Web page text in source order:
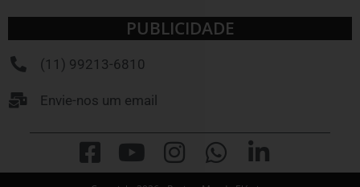
PUBLICIDADE
(11) 99213-6810
Envie-nos um email